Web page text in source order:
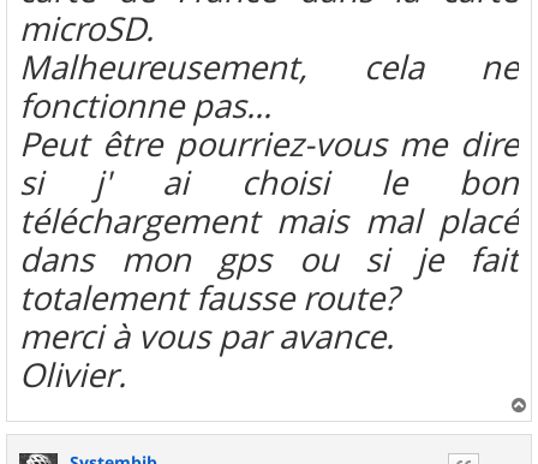
microSD.
Malheureusement, cela ne
fonctionne pas...
Peut être pourriez-vous me dire
si j' ai choisi le bon
téléchargement mais mal placé
dans mon gps ou si je fait
totalement fausse route?
merci à vous par avance.
Olivier.
a